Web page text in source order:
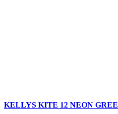
KELLYS KITE 12 NEON